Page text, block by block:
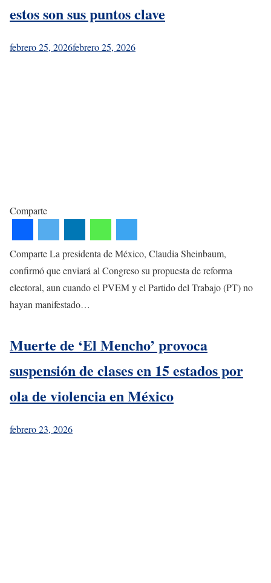
estos son sus puntos clave
febrero 25, 2026febrero 25, 2026
Comparte
Comparte La presidenta de México, Claudia Sheinbaum,
confirmó que enviará al Congreso su propuesta de reforma
electoral, aun cuando el PVEM y el Partido del Trabajo (PT) no
hayan manifestado…
Muerte de ‘El Mencho’ provoca
suspensión de clases en 15 estados por
ola de violencia en México
febrero 23, 2026